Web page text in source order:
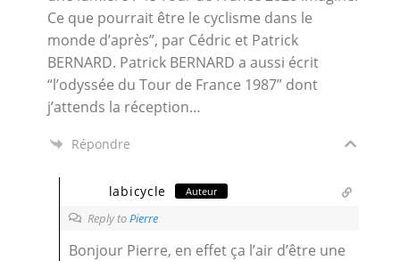
Ce que pourrait être le cyclisme dans le
monde d’après”, par Cédric et Patrick
BERNARD. Patrick BERNARD a aussi écrit
“l’odyssée du Tour de France 1987” dont
j’attends la réception…
Répondre
labicycle Auteur
Reply toPierre
Bonjour Pierre, en effet ça l’air d’être une